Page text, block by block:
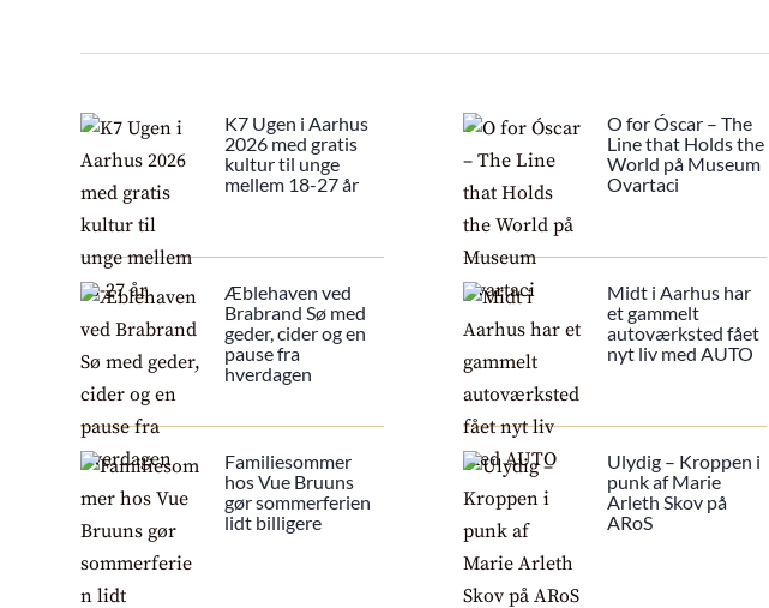
K7 Ugen i Aarhus
2026 med gratis
kultur til unge
mellem 18-27 år
Æblehaven ved
Brabrand Sø med
geder, cider og en
pause fra
hverdagen
Familiesommer
hos Vue Bruuns
gør sommerferien
lidt billigere
O for Óscar – The
Line that Holds the
World på Museum
Ovartaci
Midt i Aarhus har
et gammelt
autoværksted fået
nyt liv med AUTO
Ulydig – Kroppen i
punk af Marie
Arleth Skov på
ARoS